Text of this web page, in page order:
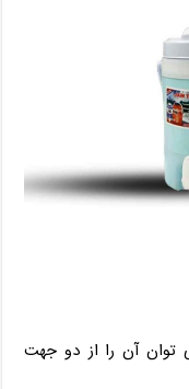
توان آن را از دو جهت